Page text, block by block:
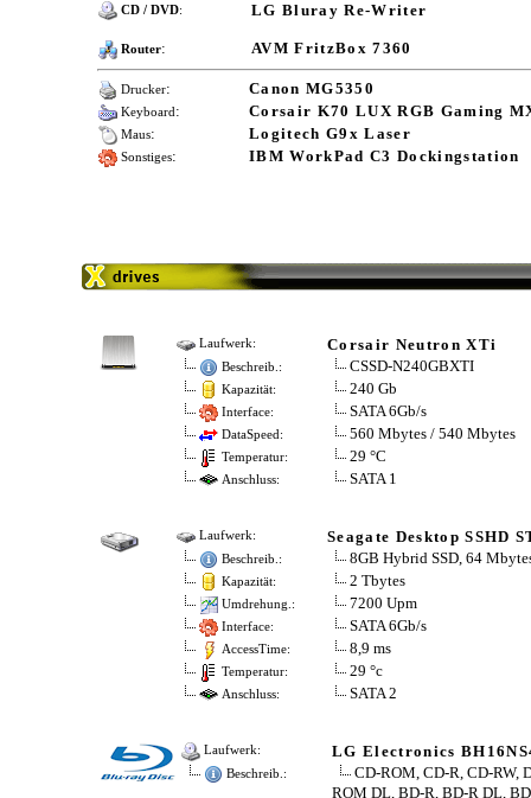
CD / DVD: LG Bluray Re-Writer
Router: AVM FritzBox 7360
Drucker: Canon MG5350
Keyboard: Corsair K70 LUX RGB Gaming
Maus: Logitech G9x Laser
Sonstiges: IBM WorkPad C3 Dockingstation
Laufwerk: Corsair Neutron XTi
Beschreib.: CSSD-N240GBXTI
Kapazität: 240 Gb
Interface: SATA 6Gb/s
DataSpeed: 560 Mbytes / 540 Mbytes
Temperatur: 29 °C
Anschluss: SATA 1
Laufwerk: Seagate Desktop SSHD
Beschreib.: 8GB Hybrid SSD, 64
Kapazität: 2 Tbytes
Umdrehung.: 7200 Upm
Interface: SATA 6Gb/s
AccessTime: 8,9 ms
Temperatur: 29 °c
Anschluss: SATA 2
Laufwerk: LG Electronics
Beschreib.:
CD-ROM, CD-R, CD-RW,
ROM DL, BD-R, BD-R DL,